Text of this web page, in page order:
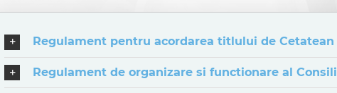
Regulament pentru acordarea titlului de
Regulament de organizare si functionare al